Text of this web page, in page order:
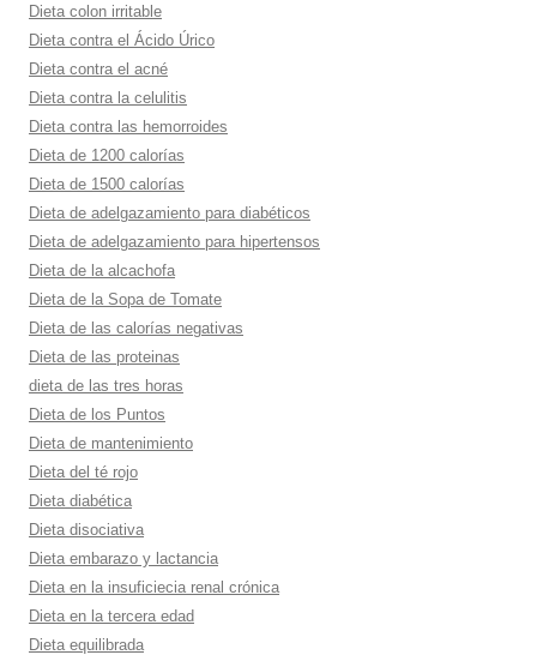
Dieta colon irritable
Dieta contra el Ácido Úrico
Dieta contra el acné
Dieta contra la celulitis
Dieta contra las hemorroides
Dieta de 1200 calorí­as
Dieta de 1500 calorí­as
Dieta de adelgazamiento para diabéticos
Dieta de adelgazamiento para hipertensos
Dieta de la alcachofa
Dieta de la Sopa de Tomate
Dieta de las calorí­as negativas
Dieta de las proteinas
dieta de las tres horas
Dieta de los Puntos
Dieta de mantenimiento
Dieta del té rojo
Dieta diabética
Dieta disociativa
Dieta embarazo y lactancia
Dieta en la insuficiecia renal crónica
Dieta en la tercera edad
Dieta equilibrada